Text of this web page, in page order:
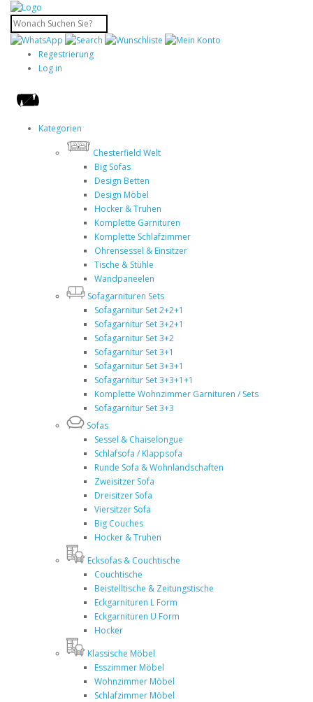
Regestrierung
Log in
Kategorien
Chesterfield Welt
Big Sofas
Design Betten
Design Möbel
Hocker & Truhen
Komplette Garnituren
Komplette Schlafzimmer
Ohrensessel & Einsitzer
Tische & Stühle
Wandpaneelen
Sofagarnituren Sets
Sofagarnitur Set 2+2+1
Sofagarnitur Set 3+2+1
Sofagarnitur Set 3+2
Sofagarnitur Set 3+1
Sofagarnitur Set 3+3+1
Sofagarnitur Set 3+3+1+1
Komplette Wohnzimmer Garnituren / Sets
Sofagarnitur Set 3+3
Sofas
Sessel & Chaiselongue
Schlafsofa / Klappsofa
Runde Sofa & Wohnlandschaften
Zweisitzer Sofa
Dreisitzer Sofa
Viersitzer Sofa
Big Couches
Hocker & Truhen
Ecksofas & Couchtische
Couchtische
Beistelltische & Zeitungstische
Eckgarnituren L Form
Eckgarnituren U Form
Hocker
Klassische Möbel
Esszimmer Möbel
Wohnzimmer Möbel
Schlafzimmer Möbel